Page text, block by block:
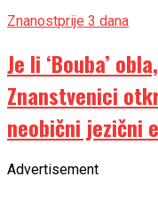
Znanostprije 3 dana
Je li ‘Bouba’
Znanstvenici
neobični jezični
Advertisement